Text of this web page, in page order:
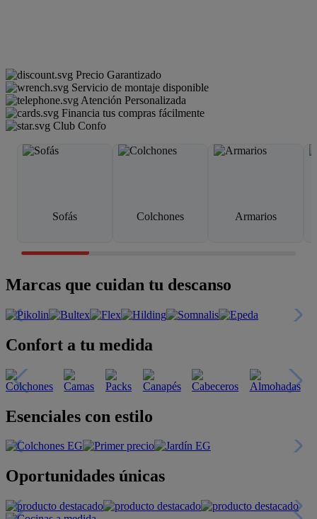
Precio Garantizado
Servicio de montaje disponible
Atención Personalizada
Financia tus compras fácilmente
Club Confo
Sofás Colchones Armarios
Marcas que cuidan tu descanso
Confort a tu medida
Esenciales con estilo
Oportunidades únicas